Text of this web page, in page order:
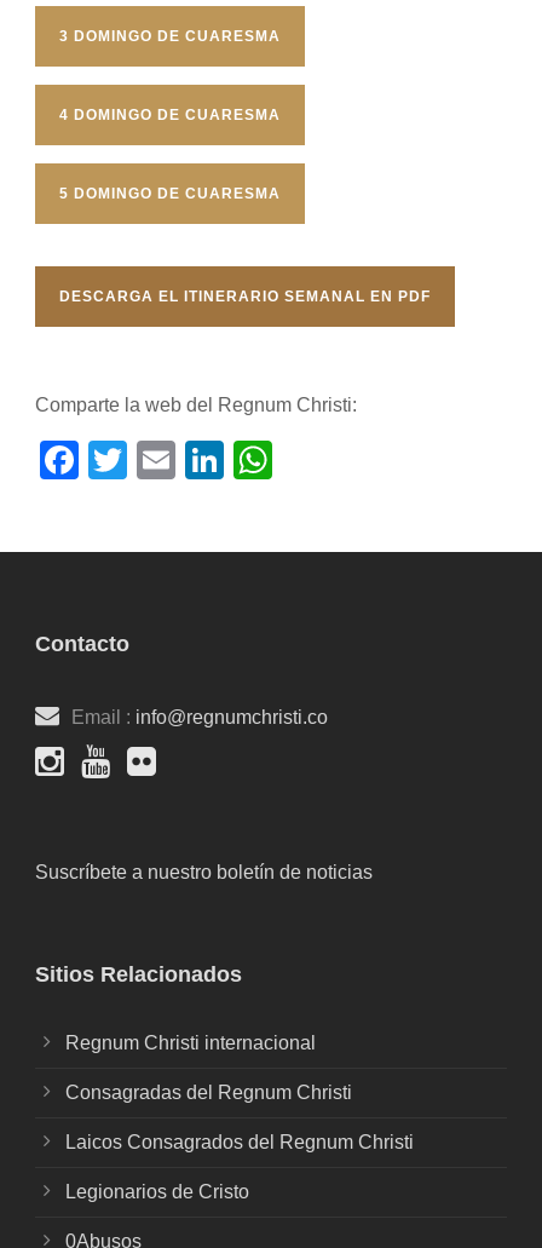
3 DOMINGO DE CUARESMA
4 DOMINGO DE CUARESMA
5 DOMINGO DE CUARESMA
DESCARGA EL ITINERARIO SEMANAL EN PDF
Comparte la web del Regnum Christi:
Facebook
Twitter
EmailLinkedIn
Contacto
Email : info@regnumchristi.co
Suscríbete a nuestro boletín de noticias
Sitios Relacionados
Regnum Christi internacional
Consagradas del Regnum Christi
Laicos Consagrados del Regnum Christi
Legionarios de Cristo
0Abusos